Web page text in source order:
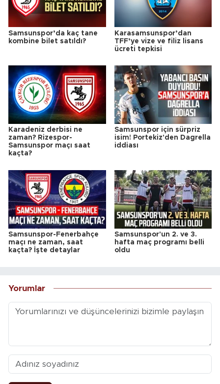
Samsunspor’da kaç tane
kombine bilet satıldı?
Karasamsunspor’dan
TFF’ye vize ve filiz lisans
ücreti tepkisi
Karadeniz derbisi ne
zaman? Rizespor-
Samsunspor maçı saat
kaçta?
Samsunspor için sürpriz
isim! Portekiz'den Dagrella
iddiası
Samsunspor-Fenerbahçe
maçı ne zaman, saat
kaçta? İşte detaylar
Samsunspor'un 2. ve 3.
hafta maç programı belli
oldu
Yorumlar